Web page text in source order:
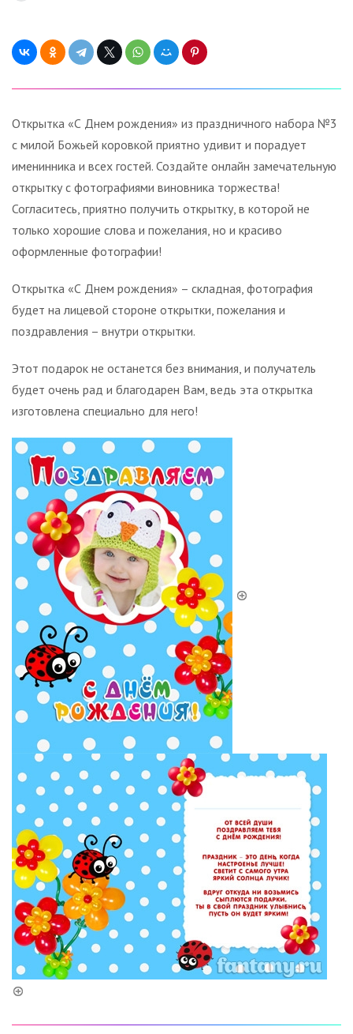
Открытка «С Днем рождения» из праздничного набора №3
с милой Божьей коровкой приятно удивит и порадует
именинника и всех гостей. Создайте онлайн замечательную
открытку с фотографиями виновника торжества!
Согласитесь, приятно получить открытку, в которой не
только хорошие слова и пожелания, но и красиво
оформленные фотографии!
Открытка «С Днем рождения» – складная, фотография
будет на лицевой стороне открытки, пожелания и
поздравления – внутри открытки.
Этот подарок не останется без внимания, и получатель
будет очень рад и благодарен Вам, ведь эта открытка
изготовлена специально для него!